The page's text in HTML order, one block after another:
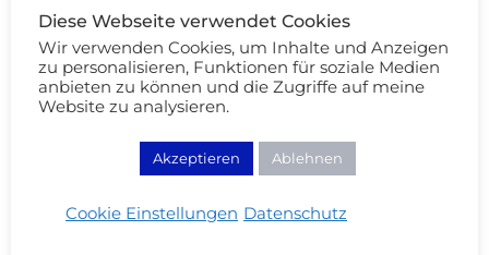
Diese Webseite verwendet Cookies
Wir verwenden Cookies, um Inhalte und Anzeigen
zu personalisieren, Funktionen für soziale Medien
anbieten zu können und die Zugriffe auf meine
Website zu analysieren.
Akzeptieren Ablehnen
Cookie Einstellungen Datenschutz